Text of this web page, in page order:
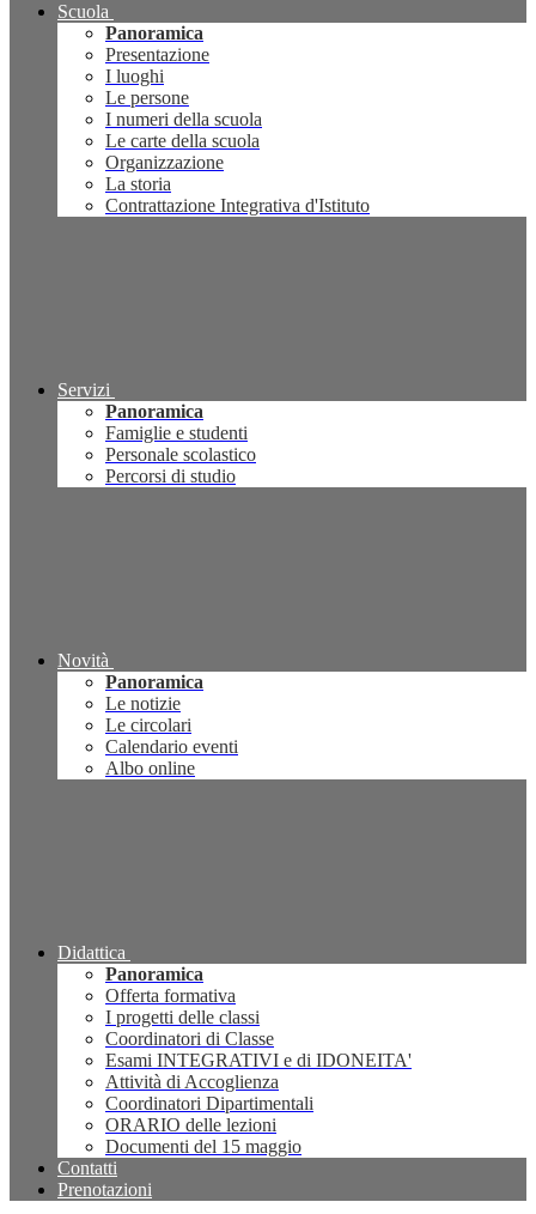
Scuola
Panoramica
Presentazione
I luoghi
Le persone
I numeri della scuola
Le carte della scuola
Organizzazione
La storia
Contrattazione Integrativa d'Istituto
Servizi
Panoramica
Famiglie e studenti
Personale scolastico
Percorsi di studio
Novità
Panoramica
Le notizie
Le circolari
Calendario eventi
Albo online
Didattica
Panoramica
Offerta formativa
I progetti delle classi
Coordinatori di Classe
Esami INTEGRATIVI e di IDONEITA'
Attività di Accoglienza
Coordinatori Dipartimentali
ORARIO delle lezioni
Documenti del 15 maggio
Contatti
Prenotazioni